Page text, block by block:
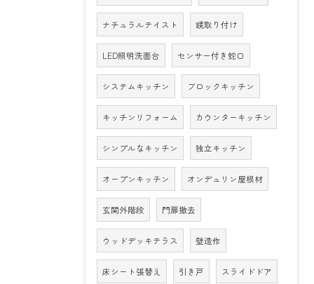
ナチュラルテイスト 鏡取り付け
LED照明洗面台 センサー付き蛇口
システムキッチン ブロックキッチン
キッチンリフォーム カウンターキッチン
シンプルなキッチン 独立キッチン
オープンキッチン オンデュリン屋根材
玄関外階段 門扉撤去
ウッドデッキテラス 壁造作
床シート張替え 引き戸 スライドドア